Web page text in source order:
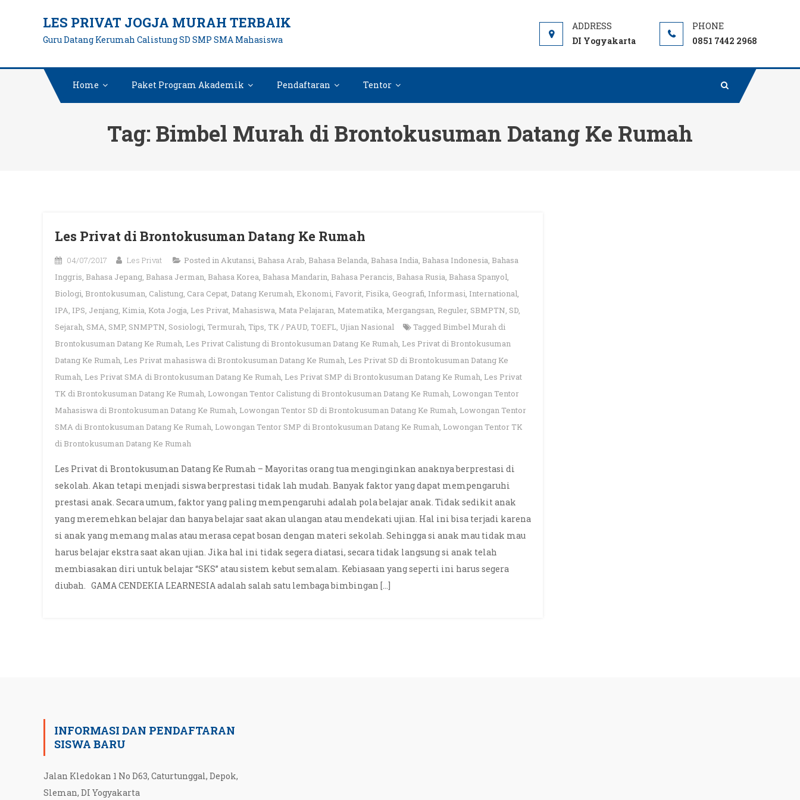
LES PRIVAT JOGJA MURAH TERBAIK
Guru Datang Kerumah Calistung SD SMP SMA Mahasiswa DI Yogyakarta 0851 7442 2968
Home Paket Program Akademik Pendaftaran Tentor
Tag: Bimbel Murah di Brontokusuman Datang Ke Rumah
Les Privat di Brontokusuman Datang Ke Rumah
04/07/2017 Les Privat Posted inAkutansi, Bahasa Arab, Bahasa Belanda, Bahasa India, Bahasa Indonesia, Bahasa
Inggris, Bahasa Jepang, Bahasa Jerman, Bahasa Korea, Bahasa Mandarin, Bahasa Perancis, Bahasa Rusia, Bahasa Spanyol,
Biologi, Brontokusuman, Calistung, Cara Cepat, Datang Kerumah, Ekonomi, Favorit, Fisika, Geografi, Informasi, International,
IPA, IPS, Jenjang, Kimia, Kota Jogja, Les Privat, Mahasiswa, Mata Pelajaran, Matematika, Mergangsan, Reguler, SBMPTN, SD,
Sejarah, SMA, SMP, SNMPTN, Sosiologi, Termurah, Tips, TK / PAUD, TOEFL, Ujian Nasional Tagged Bimbel Murah di
Brontokusuman Datang Ke Rumah, Les Privat Calistung di Brontokusuman Datang Ke Rumah, Les Privat di Brontokusuman
Datang Ke Rumah, Les Privat mahasiswa di Brontokusuman Datang Ke Rumah, Les Privat SD di Brontokusuman Datang Ke
Rumah, Les Privat SMA di Brontokusuman Datang Ke Rumah, Les Privat SMP di Brontokusuman Datang Ke Rumah, Les Privat
TK di Brontokusuman Datang Ke Rumah, Lowongan Tentor Calistung di Brontokusuman Datang Ke Rumah, Lowongan Tentor
Mahasiswa di Brontokusuman Datang Ke Rumah, Lowongan Tentor SD di Brontokusuman Datang Ke Rumah, Lowongan Tentor
SMA di Brontokusuman Datang Ke Rumah, Lowongan Tentor SMP di Brontokusuman Datang Ke Rumah, Lowongan Tentor TK
di Brontokusuman Datang Ke Rumah
Les Privat di Brontokusuman Datang Ke Rumah – Mayoritas orang tua menginginkan anaknya berprestasi di
sekolah. Akan tetapi menjadi siswa berprestasi tidak lah mudah. Banyak faktor yang dapat mempengaruhi
prestasi anak. Secara umum, faktor yang paling mempengaruhi adalah pola belajar anak. Tidak sedikit anak
yang meremehkan belajar dan hanya belajar saat akan ulangan atau mendekati ujian. Hal ini bisa terjadi karena
si anak yang memang malas atau merasa cepat bosan dengan materi sekolah. Sehingga si anak mau tidak mau
harus belajar ekstra saat akan ujian. Jika hal ini tidak segera diatasi, secara tidak langsung si anak telah
membiasakan diri untuk belajar “SKS” atau sistem kebut semalam. Kebiasaan yang seperti ini harus segera
diubah. GAMA CENDEKIA LEARNESIA adalah salah satu lembaga bimbingan […]
INFORMASI DAN PENDAFTARAN
SISWA BARU
Jalan Kledokan 1 No D63, Caturtunggal, Depok,
Sleman, DI Yogyakarta